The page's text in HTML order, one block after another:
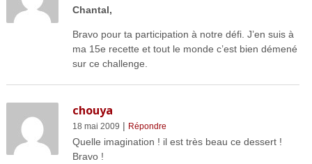
Chantal,
Bravo pour ta participation à notre défi. J’en suis à
ma 15e recette et tout le monde c’est bien démené
sur ce challenge.
chouya
18 mai 2009 | Répondre
Quelle imagination ! il est très beau ce dessert !
Bravo !